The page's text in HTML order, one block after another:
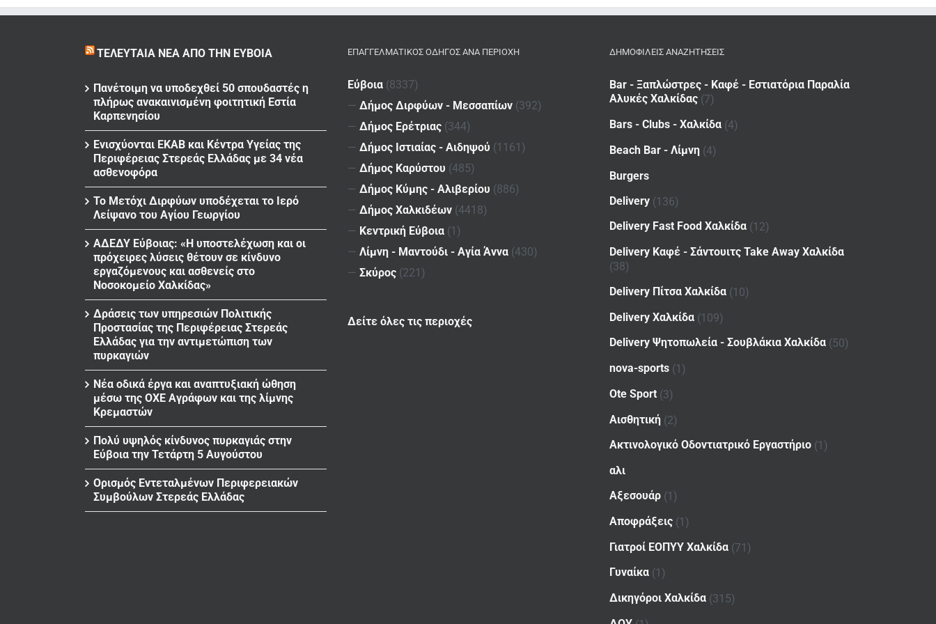
ΤΕΛΕΥΤΑΊΑ ΝΈΑ ΑΠΌ ΤΗΝ ΕΎΒΟΙΑ
Πανέτοιμη να υποδεχθεί 50 σπουδαστές η
πλήρως ανακαινισμένη φοιτητική Εστία
Καρπενησίου
Ενισχύονται ΕΚΑΒ και Κέντρα Υγείας της
Περιφέρειας Στερεάς Ελλάδας με 34 νέα
ασθενοφόρα
Το Μετόχι Διρφύων υποδέχεται το Ιερό
Λείψανο του Αγίου Γεωργίου
ΑΔΕΔΥ Εύβοιας: «Η υποστελέχωση και οι
πρόχειρες λύσεις θέτουν σε κίνδυνο
εργαζόμενους και ασθενείς στο
Νοσοκομείο Χαλκίδας»
Δράσεις των υπηρεσιών Πολιτικής
Προστασίας της Περιφέρειας Στερεάς
Ελλάδας για την αντιμετώπιση των
πυρκαγιών
Νέα οδικά έργα και αναπτυξιακή ώθηση
μέσω της ΟΧΕ Αγράφων και της λίμνης
Κρεμαστών
Πολύ υψηλός κίνδυνος πυρκαγιάς στην
Εύβοια την Τετάρτη 5 Αυγούστου
Ορισμός Εντεταλμένων Περιφερειακών
Συμβούλων Στερεάς Ελλάδας
ΕΠΑΓΓΕΛΜΑΤΙΚΌΣ ΟΔΗΓΌΣ ΑΝΆ ΠΕΡΙΟΧΉ
Εύβοια (8337)
— Δήμος Διρφύων - Μεσσαπίων (392)
— Δήμος Ερέτριας (344)
— Δήμος Ιστιαίας - Αιδηψού (1161)
— Δήμος Καρύστου (485)
— Δήμος Κύμης - Αλιβερίου (886)
— Δήμος Χαλκιδέων (4418)
— Κεντρική Εύβοια (1)
— Λίμνη - Μαντούδι - Αγία Άννα (430)
— Σκύρος (221)
Δείτε όλες τις περιοχές
ΔΗΜΟΦΙΛΕΙΣ ΑΝΑΖΗΤΗΣΕΙΣ
Bar - Ξαπλώστρες - Καφέ - Εστιατόρια Παραλία
Αλυκές Χαλκίδας (7)
Bars - Clubs - Χαλκίδα (4)
Beach Bar - Λίμνη (4)
Burgers
Delivery (136)
Delivery Fast Food Χαλκίδα (12)
Delivery Καφέ - Σάντουιτς Take Away Χαλκίδα
(38)
Delivery Πίτσα Χαλκίδα (10)
Delivery Χαλκίδα (109)
Delivery Ψητοπωλεία - Σουβλάκια Χαλκίδα (50)
nova-sports (1)
Ote Sport (3)
Αισθητική (2)
Ακτινολογικό Οδοντιατρικό Εργαστήριο (1)
αλι
Αξεσουάρ (1)
Αποφράξεις (1)
Γιατροί ΕΟΠΥΥ Χαλκίδα (71)
Γυναίκα (1)
Δικηγόροι Χαλκίδα (315)